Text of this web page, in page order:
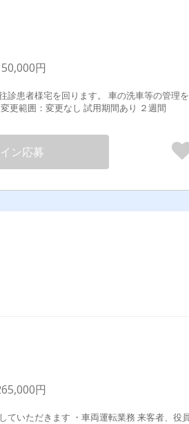
円
診患者様宅を回ります。 車の洗車等の管理を
いただきます。 ※変更範囲：変更なし 試用期間あり ２週間
ン応募
円
車両運転業務 来客者、役員